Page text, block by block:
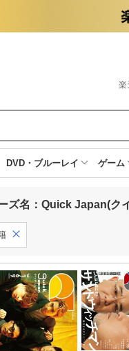
楽
DVD・ブルーレイ ゲーム
ズ名：Quick Japan(ク